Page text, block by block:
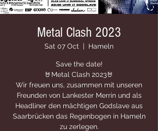
Metal Clash 2023
Sat 07 Oct
  |
Hameln
Save the date!
🤘Metal Clash 2023🤘
Wir freuen uns, zusammen mit unseren
Freunden von Lankester Merrin und als
Headliner den mächtigen Godslave aus
Saarbrücken das Regenbogen in Hameln
zu zerlegen.